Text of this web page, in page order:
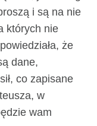
i są na nie
których nie
że
dane,
co zapisane
w
wam